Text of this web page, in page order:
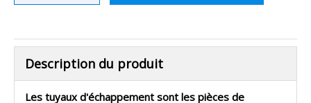
Description du produit
Les tuyaux d'échappement sont les pièces de